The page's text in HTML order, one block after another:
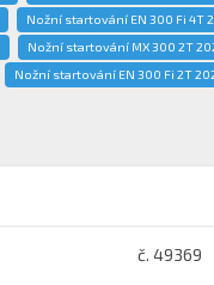
Nožní startování EN 300 Fi 4T
Nožní startování MX 300 2T
Nožní startování EN 300 Fi 2T
č. 49369